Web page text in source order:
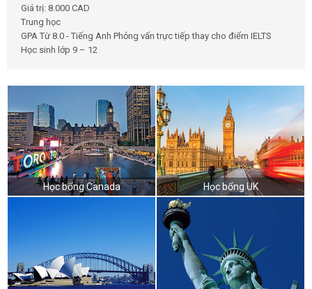
Giá trị: 8.000 CAD
Trung học
GPA Từ 8.0 - Tiếng Anh Phỏng vấn trực tiếp thay cho điểm IELTS
Học sinh lớp 9 – 12
Học bổng Canada Học bổng UK